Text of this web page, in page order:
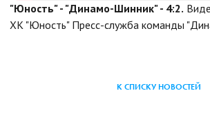
"Юность" - "Динамо-Шинник" - 4:2.
ХК "Юность" Пресс-служба команды
К СПИСКУ НОВОСТЕЙ